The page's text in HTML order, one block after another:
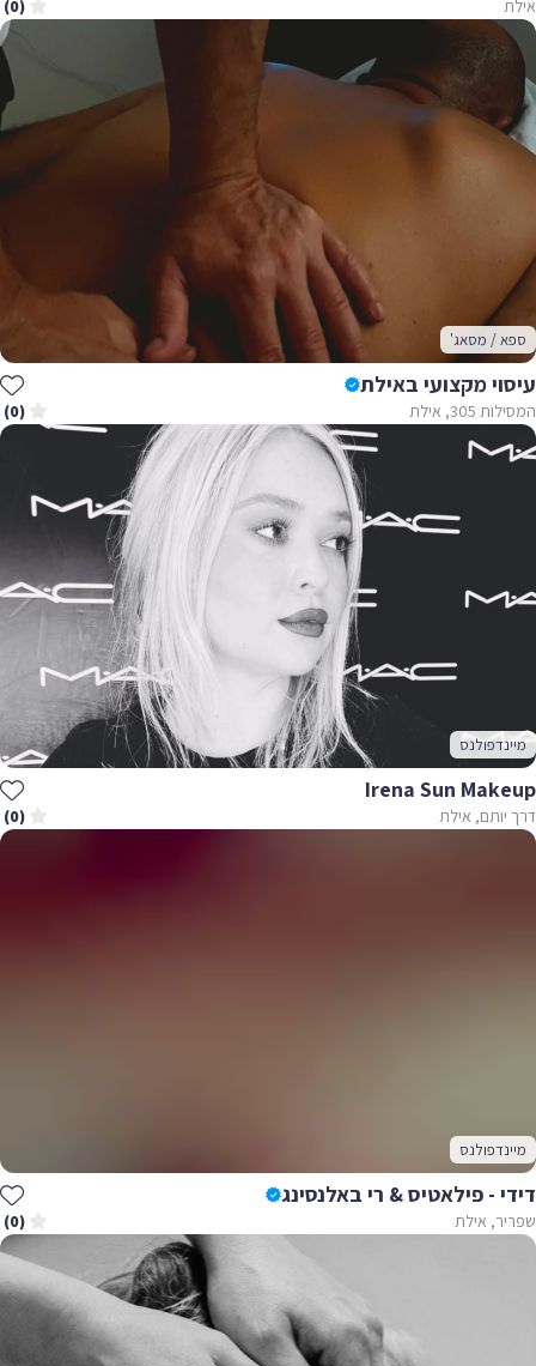
אילת (0)
ספא / מסאג'
עיסוי מקצועי באילת
המסילות 305, אילת (0)
מיינדפולנס
Irena Sun Makeup
דרך יותם, אילת (0)
מיינדפולנס
דידי - פילאטיס & רי באלנסינג
שפריר, אילת (0)